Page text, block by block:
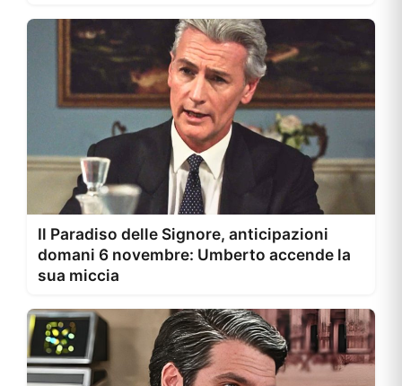
Il Paradiso delle Signore, anticipazioni
domani 6 novembre: Umberto accende la
sua miccia